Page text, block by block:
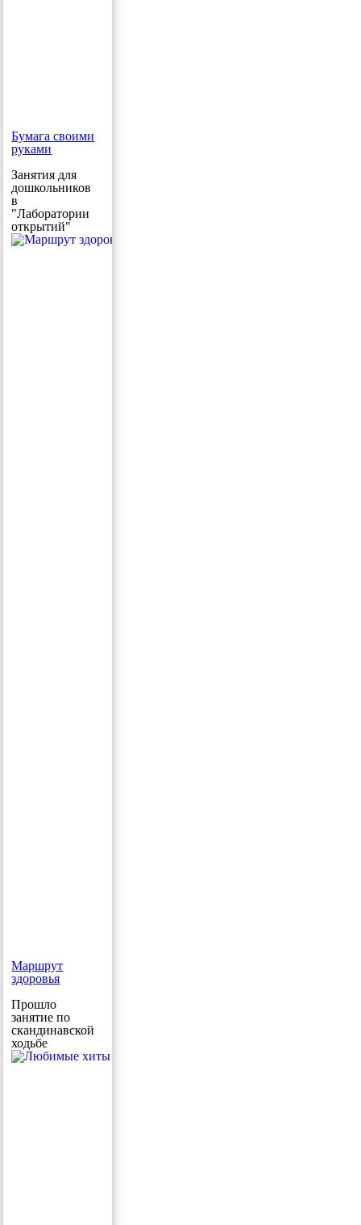
Бумага своими
руками
Занятия для
дошкольников
в
"Лаборатории
открытий"
Маршрут
здоровья
Прошло
занятие по
скандинавской
ходьбе